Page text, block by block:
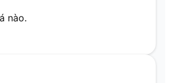
nào.